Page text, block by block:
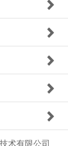
术有限公司